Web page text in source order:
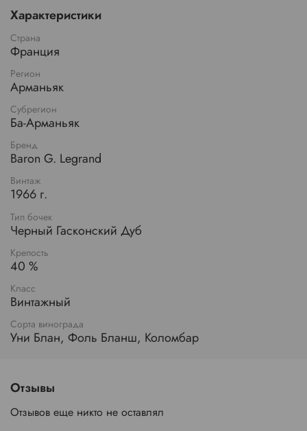
Характеристики
Страна
Франция
Регион
Арманьяк
Субрегион
Ба-Арманьяк
Бренд
Baron G. Legrand
Винтаж
1966 г.
Тип бочек
Черный Гасконский Дуб
Крепость
40 %
Класс
Винтажный
Сорта винограда
Уни Блан, Фоль Бланш, Коломбар
Отзывы
Отзывов еще никто не оставлял